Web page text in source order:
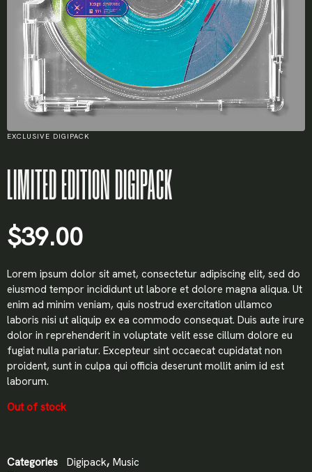
EXCLUSIVE DIGIPACK
LIMITED EDITION DIGIPACK
$39.00
Lorem ipsum dolor sit amet, consectetur adipiscing elit, sed do
eiusmod tempor incididunt ut labore et dolore magna aliqua. Ut
enim ad minim veniam, quis nostrud exercitation ullamco
laboris nisi ut aliquip ex ea commodo consequat. Duis aute irure
dolor in reprehenderit in voluptate velit esse cillum dolore eu
fugiat nulla pariatur. Excepteur sint occaecat cupidatat non
proident, sunt in culpa qui officia deserunt mollit anim id est
laborum.
Out of stock
Categories Digipack, Music